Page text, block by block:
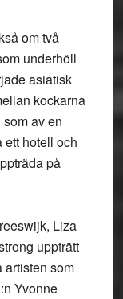
om två
underhöll
asiatisk
kockarna
av en
hotell och
på
Liza
uppträtt
artisten som
Yvonne